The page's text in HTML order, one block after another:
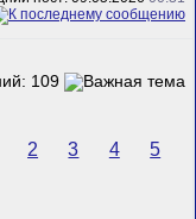
2 3 4
5